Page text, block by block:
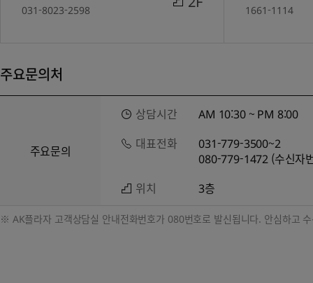
031-8023-2598 1661-1114
주요문의처
주요문의
상담시간
AM 10:30 ~ PM 8:00
대표전화
031-779-3500~2
080-779-1472 (수신자
위치
3층
※ AK플라자 고객상담실 안내전화번호가 080번호로 발신됩니다. 안심하고